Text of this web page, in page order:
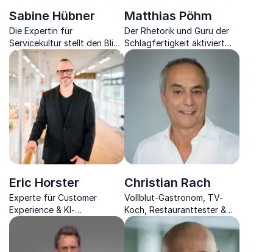
Sabine Hübner
Die Expertin für
Servicekultur stellt den Blick
scharf auf
Kundenorientierung und
darauf, was den
Unterschied ausmacht.
Matthias Pöhm
Der Rhetorik und Guru der
Schlagfertigkeit aktiviert
sein Publikum mit einem Mix
aus mitreißenden Inhalten
und Entertainment.
Eric Horster
Experte für Customer
Experience & KI-
Transformation und als
mitreißender Redner
humorvoll, fundiert & direkt
Christian Rach
Vollblut-Gastronom, TV-
Koch, Restauranttester &
leidenschaftlicher Genießer
spricht über Führung und
die Zukunft der